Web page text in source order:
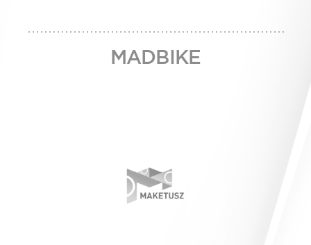
MADBIKE